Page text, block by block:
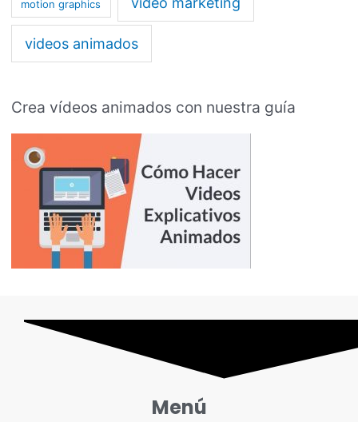
motion graphics
videos animados
Crea vídeos animados con nuestra guía
Menú